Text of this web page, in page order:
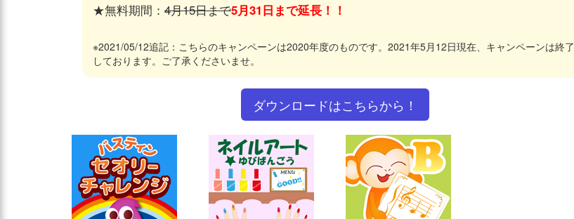
★無料期間： 4月15日まで5月31日まで延長！！
※2021/05/12追記：こちらのキャンペーンは2020年度のものです。2021年5月12日現在、キャンペーンは終了
しております。ご了承くださいませ。
ダウンロードはこちらから！